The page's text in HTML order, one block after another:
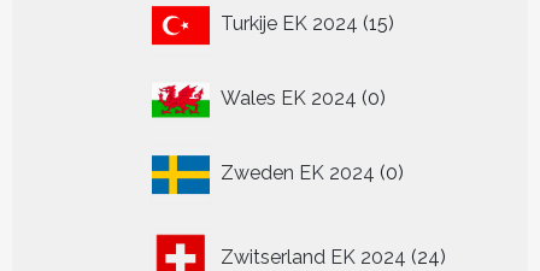
Turkije EK 2024 15
producten
Wales EK 2024 00
Zweden EK 2024 0
producten
Zwitserland EK 2024 24